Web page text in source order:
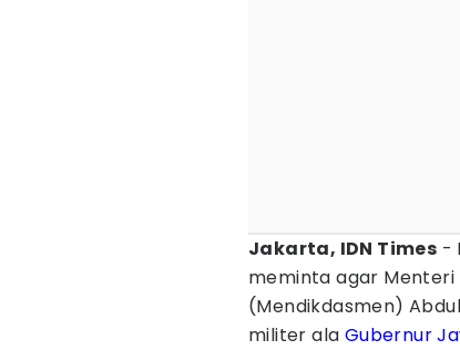
Jakarta, IDN Times -
meminta agar Menteri
(Mendikdasmen)
militer ala Gubernur